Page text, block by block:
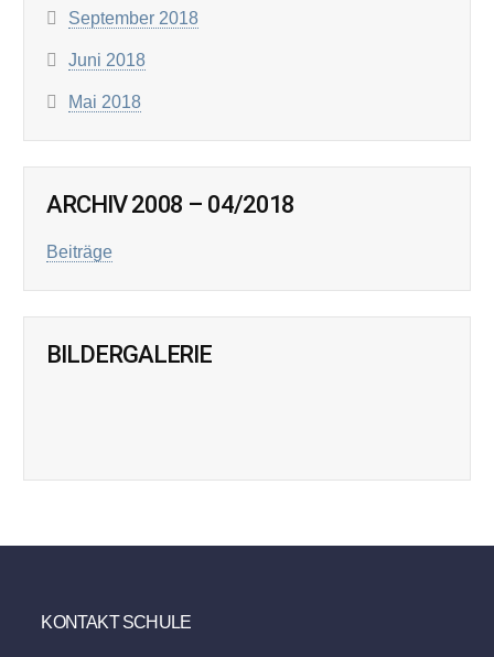
September 2018
Juni 2018
Mai 2018
ARCHIV 2008 – 04/2018
Beiträge
BILDERGALERIE
KONTAKT SCHULE